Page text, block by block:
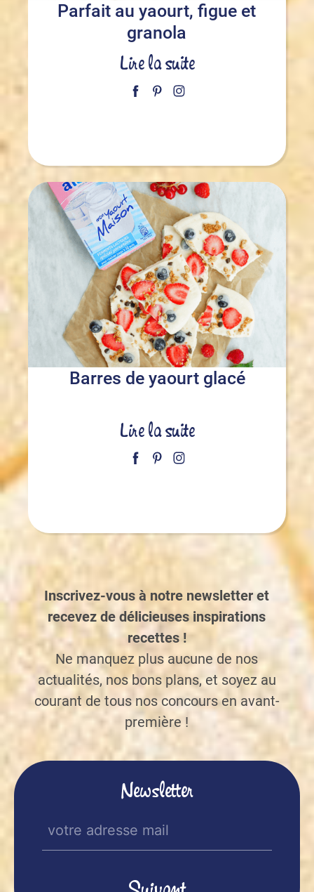
Parfait au yaourt, figue et
granola
Lire la suite
Barres de yaourt glacé
Lire la suite
Inscrivez-vous à notre newsletter et
recevez de délicieuses inspirations
recettes !
Ne manquez plus aucune de nos
actualités, nos bons plans, et soyez au
courant de tous nos concours en avant-
première !
Newsletter
E-
mail